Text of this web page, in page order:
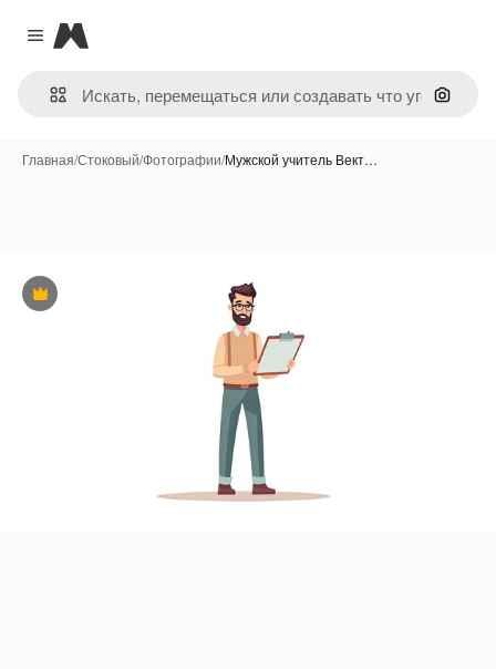
Close menu
Magnific
Поиск
Главная/Стоковый/Фотографии/Мужской учитель Вект…
Премиум